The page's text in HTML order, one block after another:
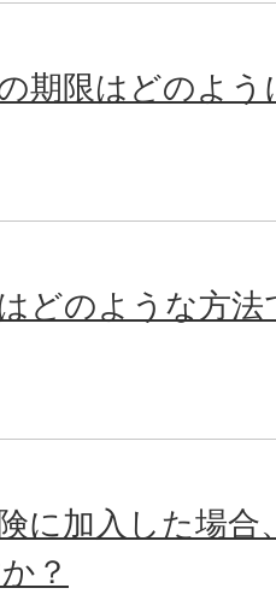
期限はどのよ
どのような方
に加入した場
？